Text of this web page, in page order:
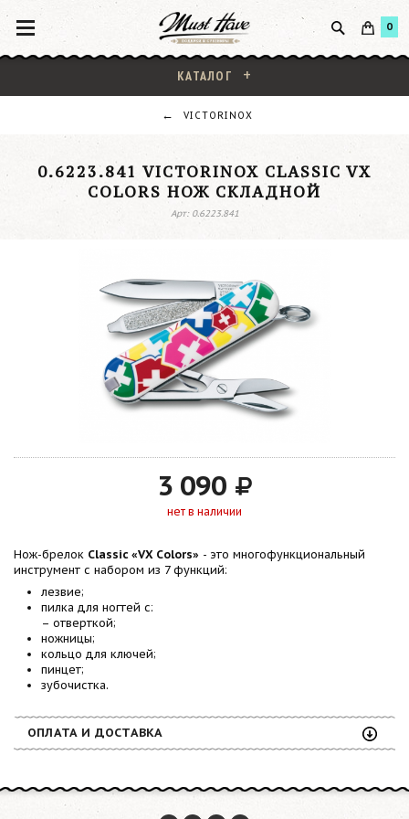
0
КАТАЛОГ
VICTORINOX
0.6223.841 VICTORINOX CLASSIC VX
COLORS НОЖ СКЛАДНОЙ
Арт: 0.6223.841
3 090
нет в наличии
Нож-брелок Classic «VX Colors» - это многофункциональный
инструмент с набором из 7 функций:
лезвие;
пилка для ногтей с:
– отверткой;
ножницы;
кольцо для ключей;
пинцет;
зубочистка.
ОПЛАТА И ДОСТАВКА